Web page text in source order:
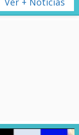
3D
que